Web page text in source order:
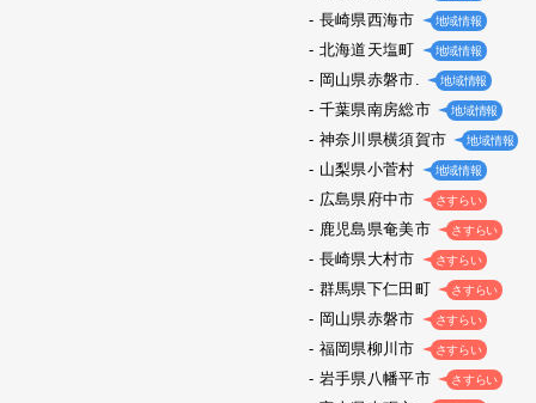
長崎県西海市 地域情報
北海道天塩町 地域情報
岡山県赤磐市. 地域情報
千葉県南房総市 地域情報
神奈川県横須賀市 地域情報
山梨県小菅村 地域情報
広島県府中市 さすらい
鹿児島県奄美市 さすらい
長崎県大村市 さすらい
群馬県下仁田町 さすらい
岡山県赤磐市 さすらい
福岡県柳川市 さすらい
岩手県八幡平市 さすらい